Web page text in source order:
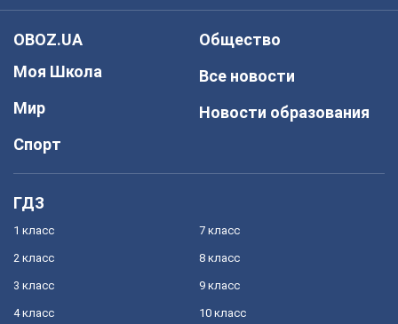
OBOZ.UA
Моя Школа
Мир
Спорт
Общество
Все новости
Новости образования
ГДЗ
1 класс
2 класс
3 класс
4 класс
7 класс
8 класс
9 класс
10 класс